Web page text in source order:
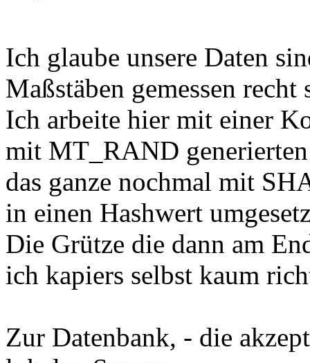
Ich glaube unsere Daten
Maßstäben gemessen recht
Ich arbeite hier mit einer
mit MT_RAND
das ganze nochmal mit
in einen Hashwert
Die Grütze die dann am
ich kapiers selbst kaum
Zur Datenbank, - die